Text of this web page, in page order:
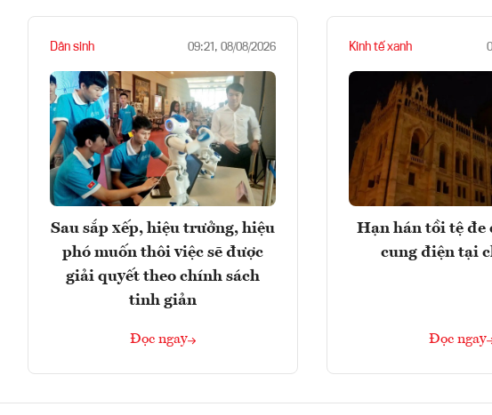
Dân sinh 09:21, 08/08/2026
Sau sắp xếp, hiệu trưởng, hiệu
phó muốn thôi việc sẽ được
giải quyết theo chính sách
tinh giản
Đọc ngay
Kinh tế xanh
Hạn hán tồi tệ đe
cung điện tại
Đọc ngay